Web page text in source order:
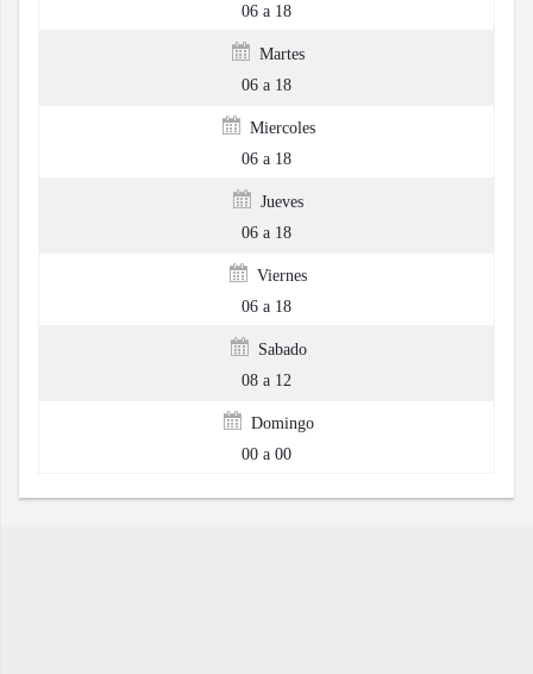
06 a 18
Martes
06 a 18
Miercoles
06 a 18
Jueves
06 a 18
Viernes
06 a 18
Sabado
08 a 12
Domingo
00 a 00